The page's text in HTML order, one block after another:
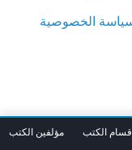
الخصوصية
الكتب مؤلفين الكتب